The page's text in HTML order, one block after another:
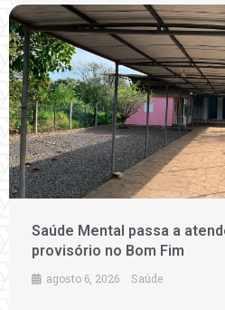
Saúde Mental passa a
provisório no Bom Fim
agosto 6, 2026 Saúde